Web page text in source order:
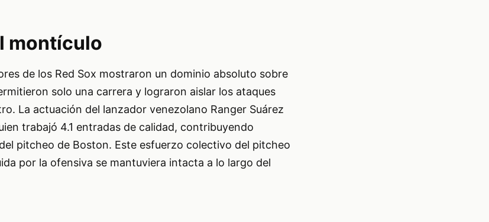
montículo
de los Red Sox mostraron un dominio absoluto sobre
solo una carrera y lograron aislar los ataques
La actuación del lanzador venezolano Ranger Suárez
trabajó 4.1 entradas de calidad, contribuyendo
pitcheo de Boston. Este esfuerzo colectivo del pitcheo
por la ofensiva se mantuviera intacta a lo largo del